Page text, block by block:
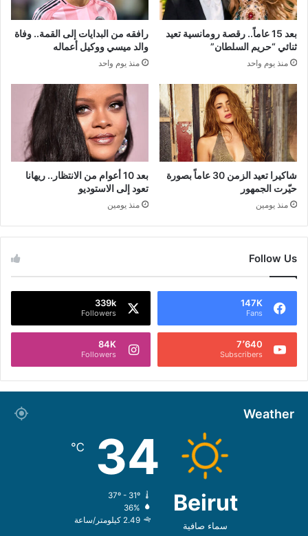
بعد 15 عاماً.. رقصة رومانسية تعيد
ثنائي “حريم السلطان”
منذ يوم واحد
رافقه من البدايات إلى القمة.. وفاة
والد ميسي ووكيل أعماله
منذ يوم واحد
شاكيرا تعيد الزمن 30 عاماً بصورة
حيّرت الجمهور
منذ يومين
بعد 10 أعوام من الانتظار.. ريهانا
تعود إلى الاستوديو
منذ يومين
Follow Us
147K
Fans
339k
Followers
7٬640
Subscribers
84K
Followers
Weather
Beirut
سماء صافية
34
℃
37º - 31º
36%
2.49 كيلومتر/ساعة